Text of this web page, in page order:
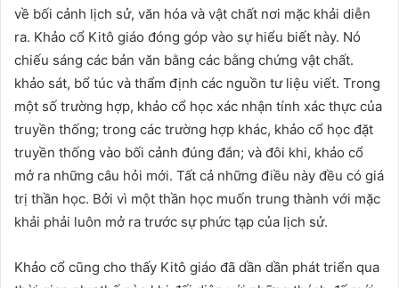
về bối cảnh lịch sử, văn hóa và vật chất nơi mặc khải diễn
ra. Khảo cổ Kitô giáo đóng góp vào sự hiểu biết này. Nó
chiếu sáng các bản văn bằng các bằng chứng vật chất.
khảo sát, bổ túc và thẩm định các nguồn tư liệu viết. Trong
một số trường hợp, khảo cổ học xác nhận tính xác thực của
truyền thống; trong các trường hợp khác, khảo cổ học đặt
truyền thống vào bối cảnh đúng đắn; và đôi khi, khảo cổ
mở ra những câu hỏi mới. Tất cả những điều này đều có giá
trị thần học. Bởi vì một thần học muốn trung thành với mặc
khải phải luôn mở ra trước sự phức tạp của lịch sử.
Khảo cổ cũng cho thấy Kitô giáo đã dần dần phát triển qua